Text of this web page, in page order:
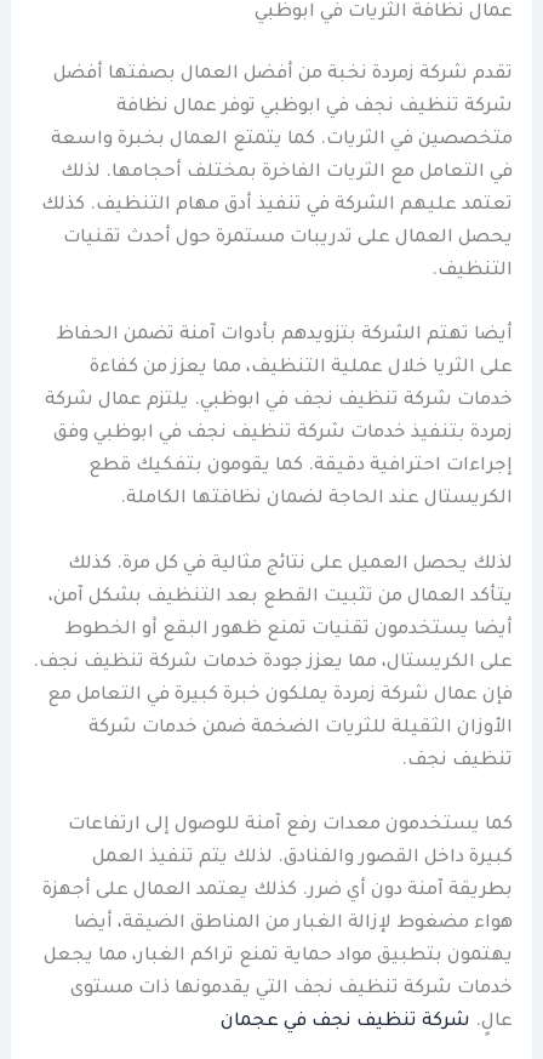
عمال نظافة الثريات في ابوظبي
تقدم شركة زمردة نخبة من أفضل العمال بصفتها أفضل
شركة تنظيف نجف في ابوظبي توفر عمال نظافة
متخصصين في الثريات. كما يتمتع العمال بخبرة واسعة
في التعامل مع الثريات الفاخرة بمختلف أحجامها. لذلك
تعتمد عليهم الشركة في تنفيذ أدق مهام التنظيف. كذلك
يحصل العمال على تدريبات مستمرة حول أحدث تقنيات
التنظيف.
أيضا تهتم الشركة بتزويدهم بأدوات آمنة تضمن الحفاظ
على الثريا خلال عملية التنظيف، مما يعزز من كفاءة
خدمات شركة تنظيف نجف في ابوظبي. يلتزم عمال شركة
زمردة بتنفيذ خدمات شركة تنظيف نجف في ابوظبي وفق
إجراءات احترافية دقيقة. كما يقومون بتفكيك قطع
الكريستال عند الحاجة لضمان نظافتها الكاملة.
لذلك يحصل العميل على نتائج مثالية في كل مرة. كذلك
يتأكد العمال من تثبيت القطع بعد التنظيف بشكل آمن،
أيضا يستخدمون تقنيات تمنع ظهور البقع أو الخطوط
على الكريستال، مما يعزز جودة خدمات شركة تنظيف نجف.
فإن عمال شركة زمردة يملكون خبرة كبيرة في التعامل مع
الأوزان الثقيلة للثريات الضخمة ضمن خدمات شركة
تنظيف نجف.
كما يستخدمون معدات رفع آمنة للوصول إلى ارتفاعات
كبيرة داخل القصور والفنادق. لذلك يتم تنفيذ العمل
بطريقة آمنة دون أي ضرر. كذلك يعتمد العمال على أجهزة
هواء مضغوط لإزالة الغبار من المناطق الضيقة، أيضا
يهتمون بتطبيق مواد حماية تمنع تراكم الغبار، مما يجعل
خدمات شركة تنظيف نجف التي يقدمونها ذات مستوى
عالٍ. شركة تنظيف نجف في عجمان